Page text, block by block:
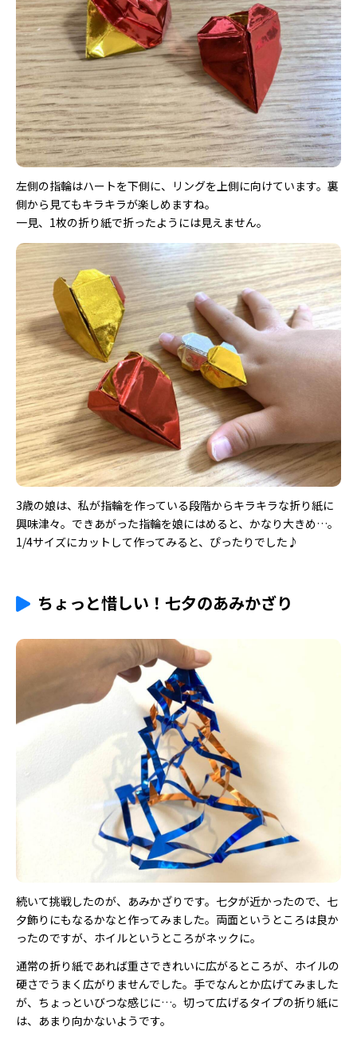
左側の指輪はハートを下側に、リングを上側に向けています。裏
側から見てもキラキラが楽しめますね。
一見、1枚の折り紙で折ったようには見えません。
3歳の娘は、私が指輪を作っている段階からキラキラな折り紙に
興味津々。できあがった指輪を娘にはめると、かなり大きめ…。
1/4サイズにカットして作ってみると、ぴったりでした♪
ちょっと惜しい！七夕のあみかざり
続いて挑戦したのが、あみかざりです。七夕が近かったので、七
夕飾りにもなるかなと作ってみました。両面というところは良か
ったのですが、ホイルというところがネックに。
通常の折り紙であれば重さできれいに広がるところが、ホイルの
硬さでうまく広がりませんでした。手でなんとか広げてみました
が、ちょっといびつな感じに…。切って広げるタイプの折り紙に
は、あまり向かないようです。